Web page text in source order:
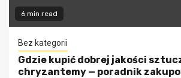
6 min read
Bez kategorii
Gdzie kupić dobrej jakości
chryzantemy — poradnik